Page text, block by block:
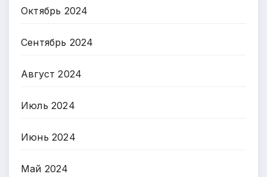
Октябрь 2024
Сентябрь 2024
Август 2024
Июль 2024
Июнь 2024
Май 2024